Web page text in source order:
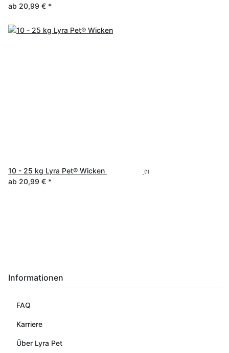
ab 20,99 € *
10 - 25 kg Lyra Pet® Wicken (1)
ab 20,99 € *
Informationen
FAQ
Karriere
Über Lyra Pet